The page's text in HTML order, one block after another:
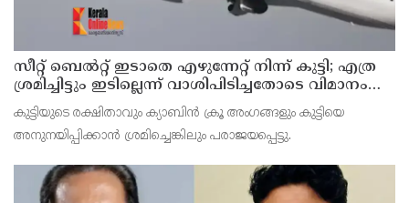
സീറ്റ് ബെല്‍റ്റ് ഇടാതെ എഴുന്നേറ്റ് നിന്ന് കുട്ടി; എത്ര
ശ്രമിച്ചിട്ടും ഇടില്ലെന്ന് വാശിപിടിച്ചതോടെ വിമാനം
റദ്ദാക്കി
കുട്ടിയുടെ രക്ഷിതാവും ക്യാബിന്‍ ക്രൂ അംഗങ്ങളും കുട്ടിയെ
അനുനയിപ്പിക്കാന്‍ ശ്രമിച്ചെങ്കിലും പരാജയപ്പെട്ടു.